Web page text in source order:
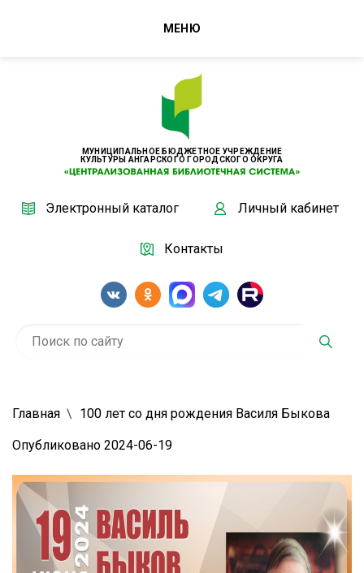
МУНИЦИПАЛЬНОЕ БЮДЖЕТНОЕ УЧРЕЖДЕНИЕ
КУЛЬТУРЫ АНГАРСКОГО ГОРОДСКОГО ОКРУГА
Электронный каталог Личный кабинет
Контакты
МЕНЮ
Главная 100 лет со дня рождения Василя Быкова
Опубликовано 2024-06-19